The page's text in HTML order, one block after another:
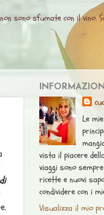
sono sfumate con il vino.
Le
vista il piacere
viaggi sono
ricette e nuovi
condividere con i
Visualizza il mio